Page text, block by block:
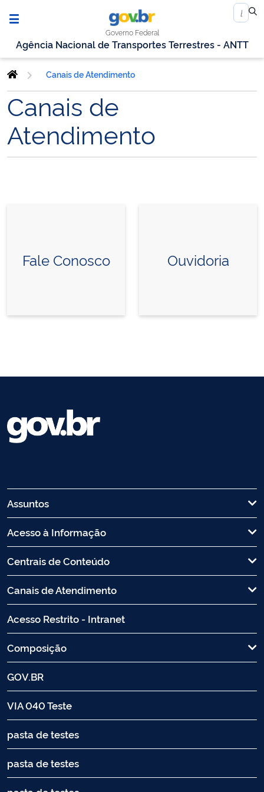
Governo Federal
Agência Nacional de Transportes Terrestres - ANTT
Canais de Atendimento
Canais de
Atendimento
Fale Conosco Ouvidoria
Assuntos
Acesso à Informação
Centrais de Conteúdo
Canais de Atendimento
Acesso Restrito - Intranet
Composição
GOV.BR
VIA 040 Teste
pasta de testes
pasta de testes